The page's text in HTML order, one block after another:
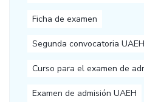
Ficha de examen
Segunda convocatoria
Curso para el examen de
Examen de admisión UAEH